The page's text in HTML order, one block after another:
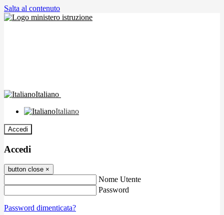
Salta al contenuto
Italiano
Italiano
Accedi
Accedi
button close ×
Nome Utente
Password
Password dimenticata?